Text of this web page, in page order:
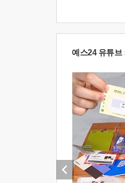
예스24 유튜브